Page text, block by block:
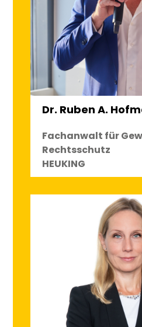
Dr. Ruben A.
Fachanwalt für
Rechtsschutz
HEUKING